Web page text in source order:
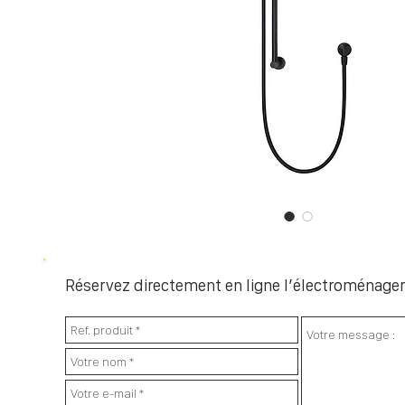
Réservez directement en ligne